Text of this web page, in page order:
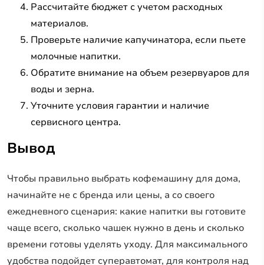
Рассчитайте бюджет с учетом расходных
материалов.
Проверьте наличие капучинатора, если пьете
молочные напитки.
Обратите внимание на объем резервуаров для
воды и зерна.
Уточните условия гарантии и наличие
сервисного центра.
Вывод
Чтобы правильно выбрать кофемашину для дома,
начинайте не с бренда или цены, а со своего
ежедневного сценария: какие напитки вы готовите
чаще всего, сколько чашек нужно в день и сколько
времени готовы уделять уходу. Для максимального
удобства подойдет суперавтомат, для контроля над